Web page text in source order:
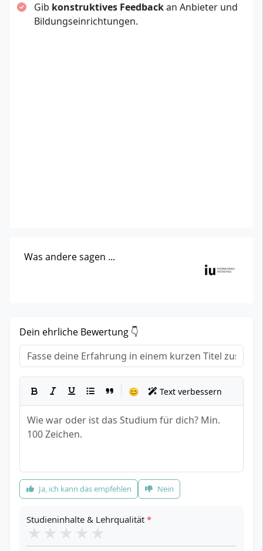
Gib konstruktives Feedbackan Anbieter und
Bildungseinrichtungen.
Was andere sagen ...
Dein ehrliche Bewertung 👇
Titel
Dein Erfahrungsbericht*
😊
Text verbessern
Empfehlung*
Ja, ich kann das empfehlen Nein
Studieninhalte & Lehrqualität *
★ ★ ★ ★ ★